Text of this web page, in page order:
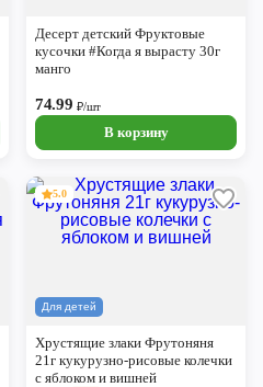
Десерт детский Фруктовые
кусочки #Когда я вырасту 30г
манго
74.99₽/шт
В корзину
Для детей
5.0
Хрустящие злаки Фрутоняня
21г кукурузно-рисовые колечки
с яблоком и вишней